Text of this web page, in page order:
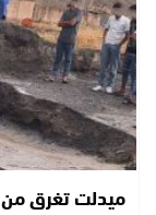
ميدلت تغرق